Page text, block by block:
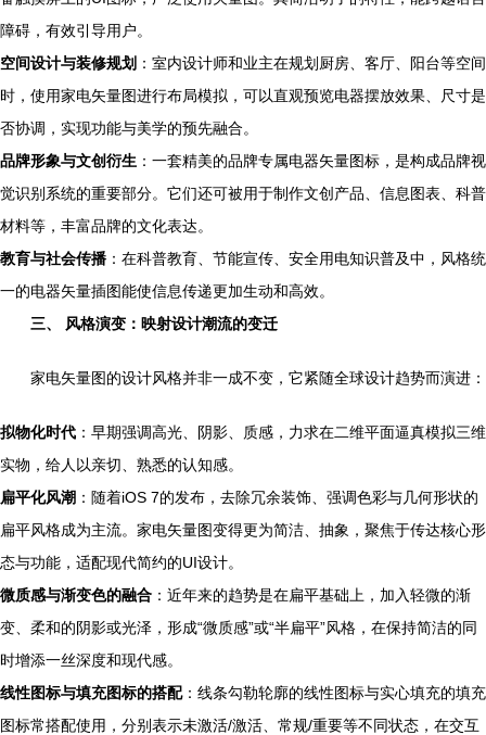
障碍，有效引导用户。
空间设计与装修规划 ：室内设计师和业主在规划厨房、客厅、阳台等空间
时，使用家电矢量图进行布局模拟，可以直观预览电器摆放效果、尺寸是
否协调，实现功能与美学的预先融合。
品牌形象与文创衍生 ：一套精美的品牌专属电器矢量图标，是构成品牌视
觉识别系统的重要部分。它们还可被用于制作文创产品、信息图表、科普
材料等，丰富品牌的文化表达。
教育与社会传播 ：在科普教育、节能宣传、安全用电知识普及中，风格统
一的电器矢量插图能使信息传递更加生动和高效。
三、 风格演变：映射设计潮流的变迁
家电矢量图的设计风格并非一成不变，它紧随全球设计趋势而演进：
拟物化时代 ：早期强调高光、阴影、质感，力求在二维平面逼真模拟三维
实物，给人以亲切、熟悉的认知感。
扁平化风潮 ：随着iOS 7的发布，去除冗余装饰、强调色彩与几何形状的
扁平风格成为主流。家电矢量图变得更为简洁、抽象，聚焦于传达核心形
态与功能，适配现代简约的UI设计。
微质感与渐变色的融合 ：近年来的趋势是在扁平基础上，加入轻微的渐
变、柔和的阴影或光泽，形成“微质感”或“半扁平”风格，在保持简洁的同
时增添一丝深度和现代感。
线性图标与填充图标的搭配：线条勾勒轮廓的线性图标与实心填充的填充
图标常搭配使用，分别表示未激活/激活、常规/重要等不同状态，在交互